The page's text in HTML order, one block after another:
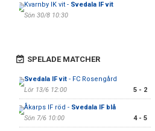
Kvarnby IK vit - Svedala IF vit
Sön 30/8 10:30
SPELADE MATCHER
Svedala IF vit- FC Rosengård
Lör 13/6 12:00
5 - 2
Åkarps IF röd - Svedala IF blå
Sön 7/6 10:00
4 - 5